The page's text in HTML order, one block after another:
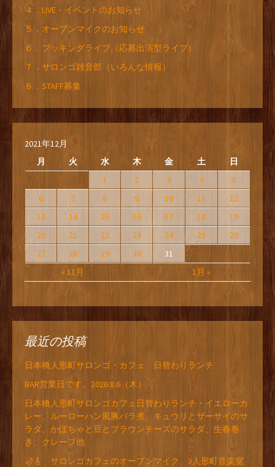
４．LIVE・イベントのお知らせ
５．オープンマイクのお知らせ
６．ブッキングライブ（応募出演型ライブ）
７．サロンゴ雑音部（いろんな情報）
８．STAFF募集
2021年12月
月
火 水 木 金 土 日
« 11月 1月 »
1 2 3 4
5
6
7 8 9 10 11
12
13
14 15 16 17 18
19
20
21 22 23 24 25
26
27
28 29 30 31
最近の投稿
日本橋人形町サロンゴ・カフェ 日替わりランチ
BAR営業日です。2026.8.6（木）
日本橋人形町サロンゴカフェ日替わりランチ・イエローカ
レー、ルーローハン風豚バラ煮、キュウリとザーサイのサ
ラダ、かぼちゃと豆とブラウンチーズのサラダ、生春巻
き、クレープ他
🌙🎸 サロンゴカフェのオープンマイク ♪人形町音楽室